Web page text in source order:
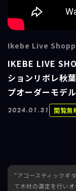
Ikebe Live
IKEBE LIVE
ションリボレ秋
プオーダーモデ
2024.01.31 閲覧無
“アコースティックギ
て木材の選定を行い